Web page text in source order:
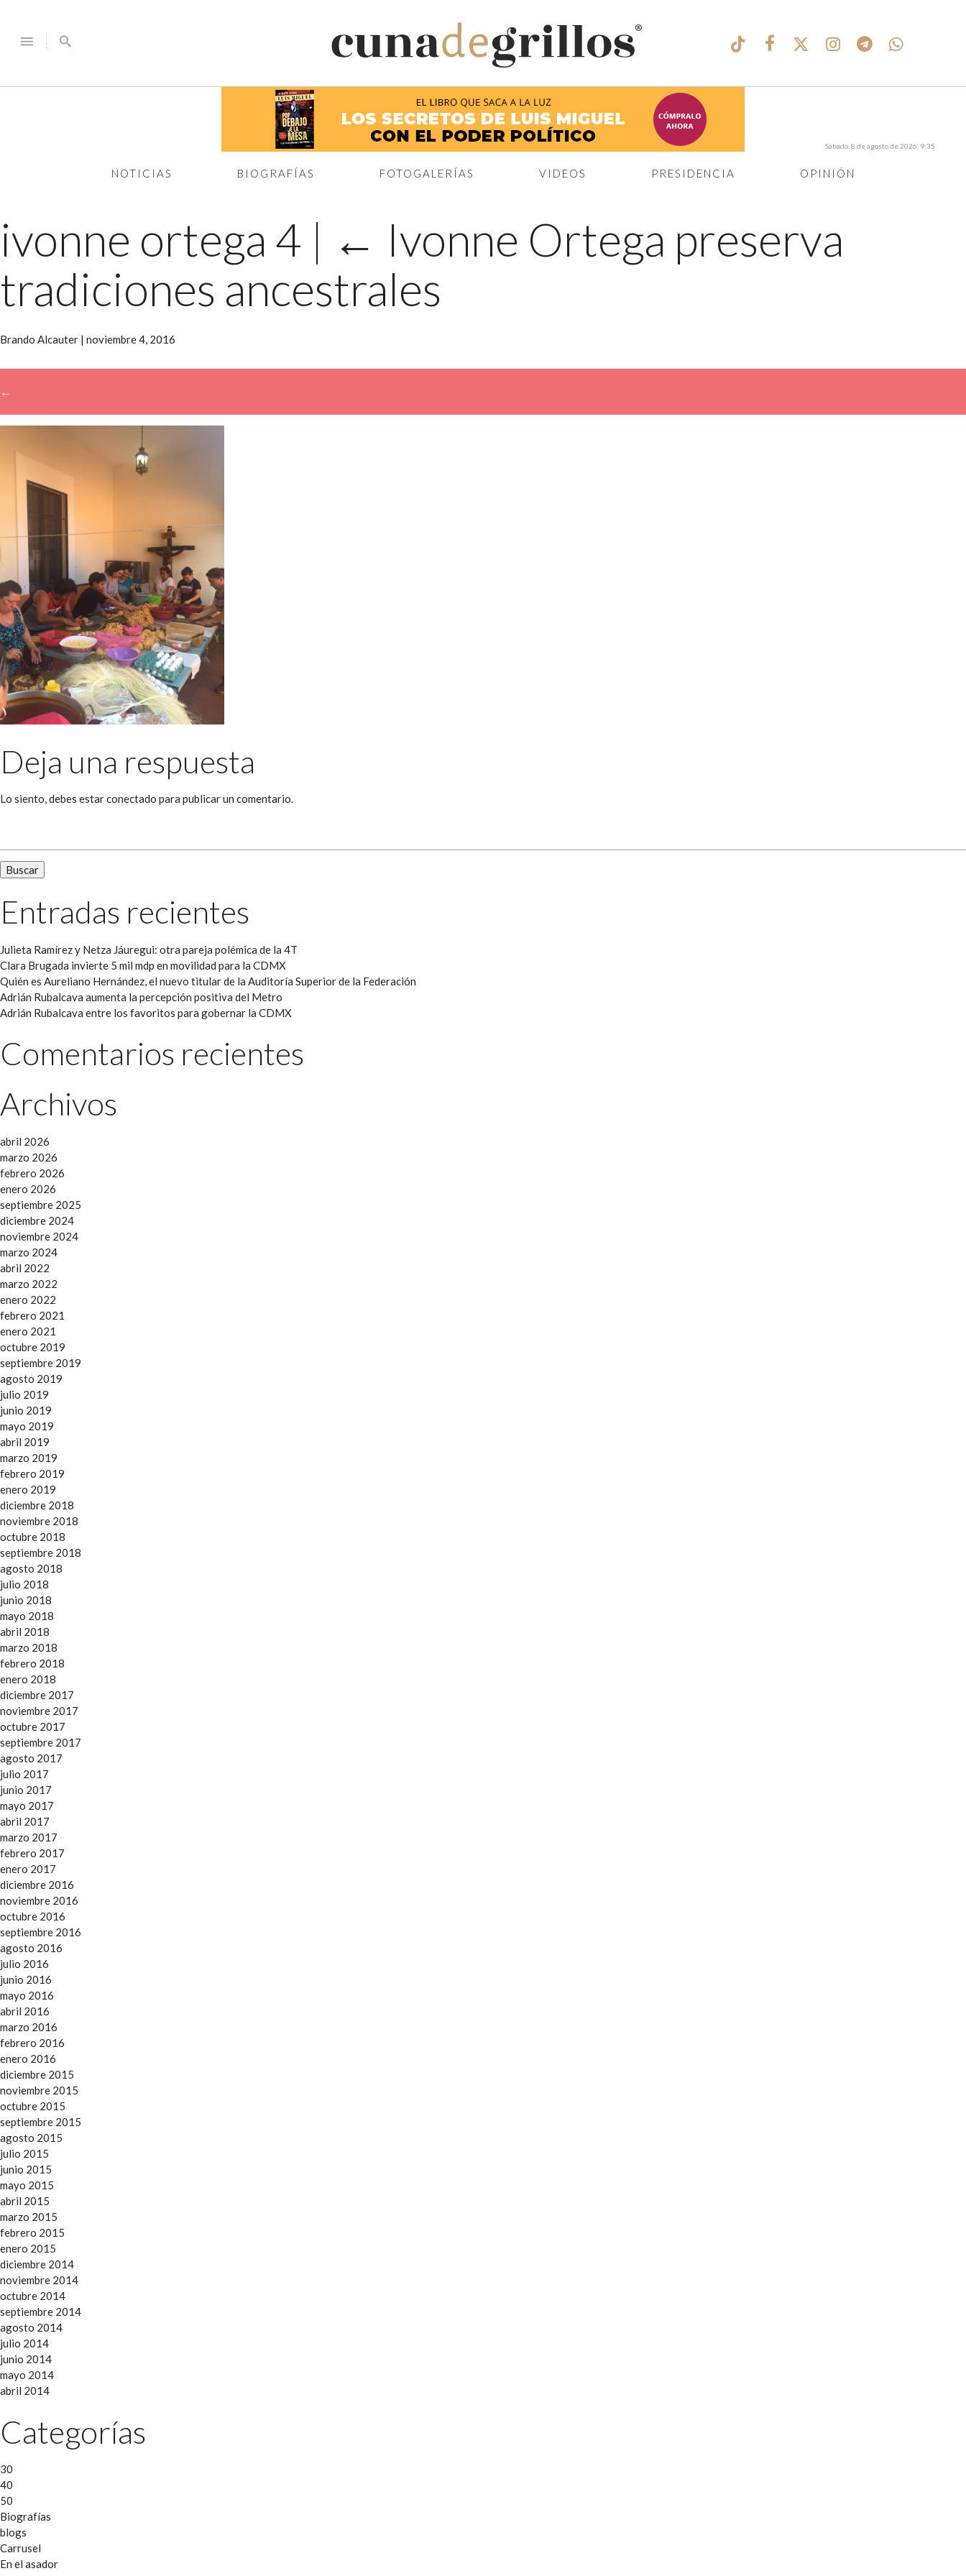
menu search
®
NOTICIAS BIOGRAFÍAS FOTOGALERÍAS VIDEOS PRESIDENCIA OPINIÓN
Sábado, 8 de agosto de 2026, 9:35
ivonne ortega 4 | ← Ivonne Ortega preserva
tradiciones ancestrales
Brando Alcauter | noviembre 4, 2016
←
Deja una respuesta
Lo siento, debes estarconectado para publicar un comentario.
Entradas recientes
Julieta Ramírez y Netza Jáuregui: otra pareja polémica de la 4T
Clara Brugada invierte 5 mil mdp en movilidad para la CDMX
Quién es Aureliano Hernández, el nuevo titular de la Auditoría Superior de la Federación
Adrián Rubalcava aumenta la percepción positiva del Metro
Adrián Rubalcava entre los favoritos para gobernar la CDMX
Comentarios recientes
Archivos
abril 2026
marzo 2026
febrero 2026
enero 2026
septiembre 2025
diciembre 2024
noviembre 2024
marzo 2024
abril 2022
marzo 2022
enero 2022
febrero 2021
enero 2021
octubre 2019
septiembre 2019
agosto 2019
julio 2019
junio 2019
mayo 2019
abril 2019
marzo 2019
febrero 2019
enero 2019
diciembre 2018
noviembre 2018
octubre 2018
septiembre 2018
agosto 2018
julio 2018
junio 2018
mayo 2018
abril 2018
marzo 2018
febrero 2018
enero 2018
diciembre 2017
noviembre 2017
octubre 2017
septiembre 2017
agosto 2017
julio 2017
junio 2017
mayo 2017
abril 2017
marzo 2017
febrero 2017
enero 2017
diciembre 2016
noviembre 2016
octubre 2016
septiembre 2016
agosto 2016
julio 2016
junio 2016
mayo 2016
abril 2016
marzo 2016
febrero 2016
enero 2016
diciembre 2015
noviembre 2015
octubre 2015
septiembre 2015
agosto 2015
julio 2015
junio 2015
mayo 2015
abril 2015
marzo 2015
febrero 2015
enero 2015
diciembre 2014
noviembre 2014
octubre 2014
septiembre 2014
agosto 2014
julio 2014
junio 2014
mayo 2014
abril 2014
Categorías
30
40
50
Biografías
blogs
Carrusel
En el asador